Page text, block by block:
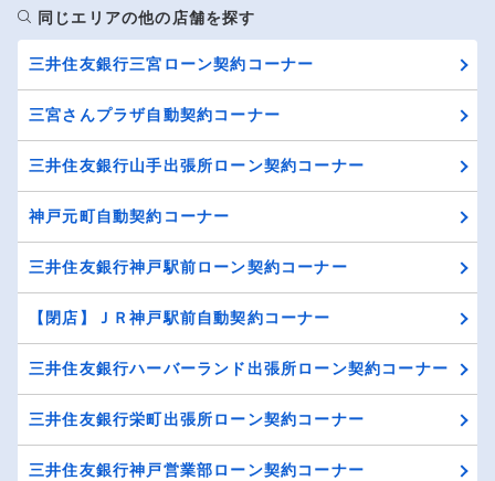
同じエリアの他の店舗を探す
三井住友銀行三宮ローン契約コーナー
三宮さんプラザ自動契約コーナー
三井住友銀行山手出張所ローン契約コーナー
神戸元町自動契約コーナー
三井住友銀行神戸駅前ローン契約コーナー
【閉店】ＪＲ神戸駅前自動契約コーナー
三井住友銀行ハーバーランド出張所ローン契約コーナー
三井住友銀行栄町出張所ローン契約コーナー
三井住友銀行神戸営業部ローン契約コーナー